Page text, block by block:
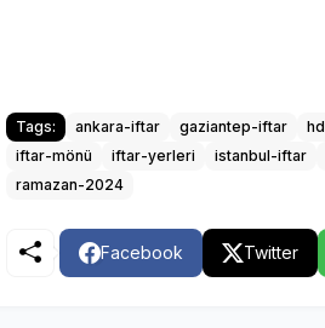
Tags: ankara-iftar gaziantep-iftar
iftar-mönü
iftar-yerleri istanbul-iftar
ramazan-2024
Facebook Twitter